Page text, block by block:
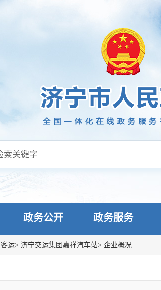
政务公开 政务服务
客运> 济宁交运集团嘉祥汽车站> 企业概况